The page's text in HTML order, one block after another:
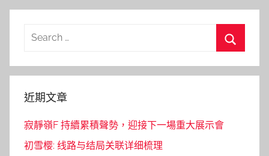
Search
近期文章
寂靜嶺F 持續累積聲勢，迎接下一場重大展示會
初雪樱: 线路与结局关联详细梳理